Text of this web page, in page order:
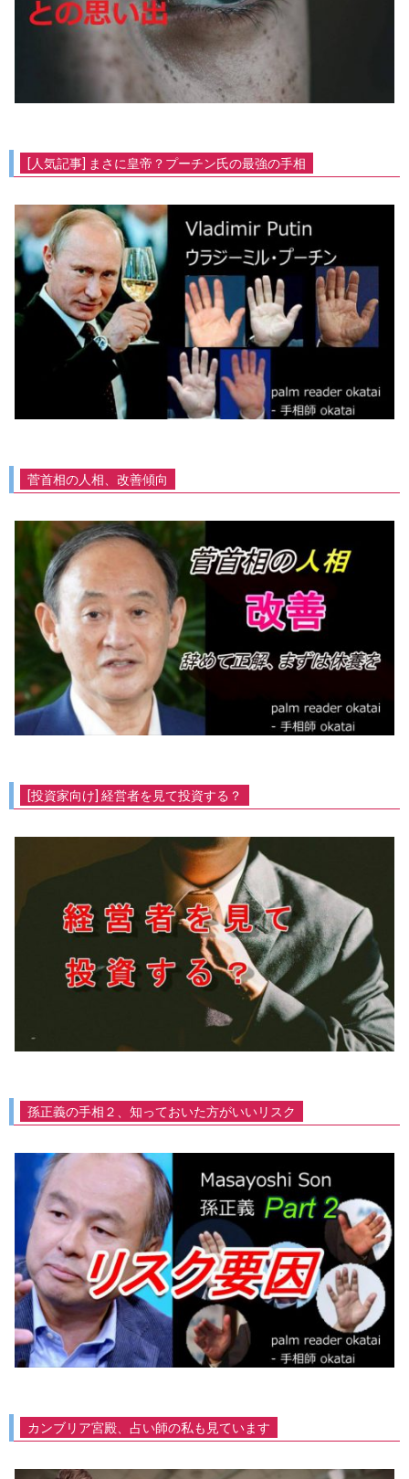
[人気記事] まさに皇帝？プーチン氏の最強の手相
菅首相の人相、改善傾向
[投資家向け] 経営者を見て投資する？
孫正義の手相２、知っておいた方がいいリスク
カンブリア宮殿、占い師の私も見ています